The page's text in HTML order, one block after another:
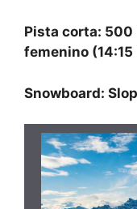
Pista corta: 500
femenino (14:15
Snowboard: